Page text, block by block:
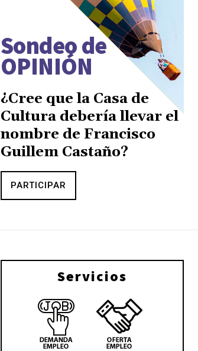
Sondeo de
OPINIÓN
¿Cree que la Casa de
Cultura debería llevar el
nombre de Francisco
Guillem Castaño?
PARTICIPAR
Servicios